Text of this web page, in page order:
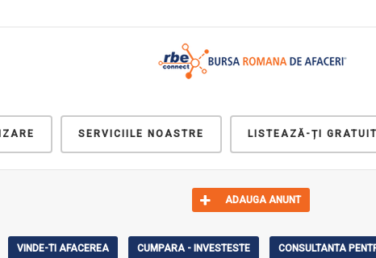
SERVICIILE NOASTRE LISTEAZĂ-ȚI
ADAUGA ANUNT
VINDE-TI AFACEREA CUMPARA - INVESTESTE CONSULTANTA